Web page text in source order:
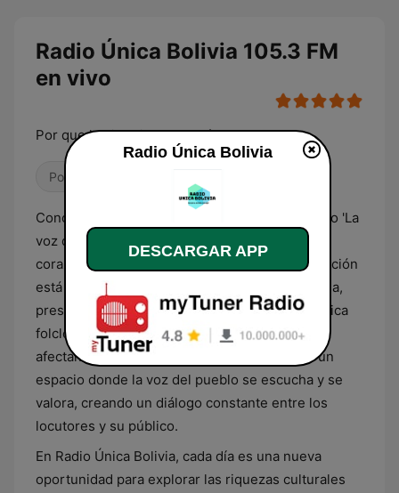
Radio Única Bolivia 105.3 FM
en vivo
Por que la historia esta aquí
Pop / Top 40
Conocida cariñosamente por su audiencia como 'La
voz de la comunidad', Radio Única Bolivia es el
corazón de la radiofonia nacional. Su programación
está tejida con los hilos de la identidad boliviana,
presentando segmentos que van desde la música
folclórica hasta los debates sobre temas que
afectan directamente a nuestra sociedad. Es un
espacio donde la voz del pueblo se escucha y se
valora, creando un diálogo constante entre los
locutores y su público.
En Radio Única Bolivia, cada día es una nueva
oportunidad para explorar las riquezas culturales
Radio Única Bolivia
DESCARGAR APP